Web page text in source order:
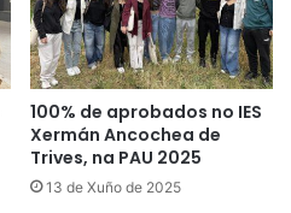
100% de aprobados no IES
Xermán Ancochea de
Trives, na PAU 2025
13 de Xuño de 2025